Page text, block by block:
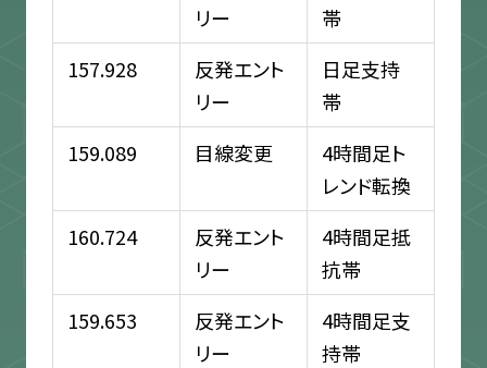
リー
帯
157.928
反発エント
リー
日足支持
帯
159.089
目線変更
4時間足ト
レンド転換
160.724
反発エント
リー
4時間足抵
抗帯
159.653
反発エント
リー
4時間足支
持帯